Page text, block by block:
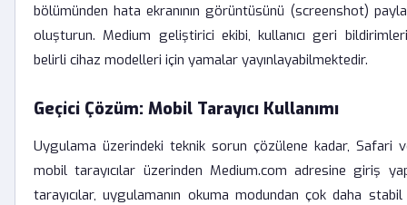
bölümünden hata ekranının görüntüsünü (screenshot)
oluşturun. Medium geliştirici ekibi, kullanıcı geri
belirli cihaz modelleri için yamalar yayınlayabilmektedir.
Geçici Çözüm: Mobil Tarayıcı Kullanımı
Uygulama üzerindeki teknik sorun çözülene kadar, Safari
mobil tarayıcılar üzerinden Medium.com adresine giriş
tarayıcılar, uygulamanın okuma modundan çok daha stabil